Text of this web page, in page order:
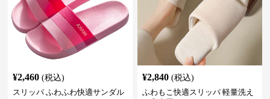
¥2,460 (税込)
スリッパ ふわふわ快適サンダル
¥2,840 (税込)
ふわもこ快適スリッパ 軽量洗え